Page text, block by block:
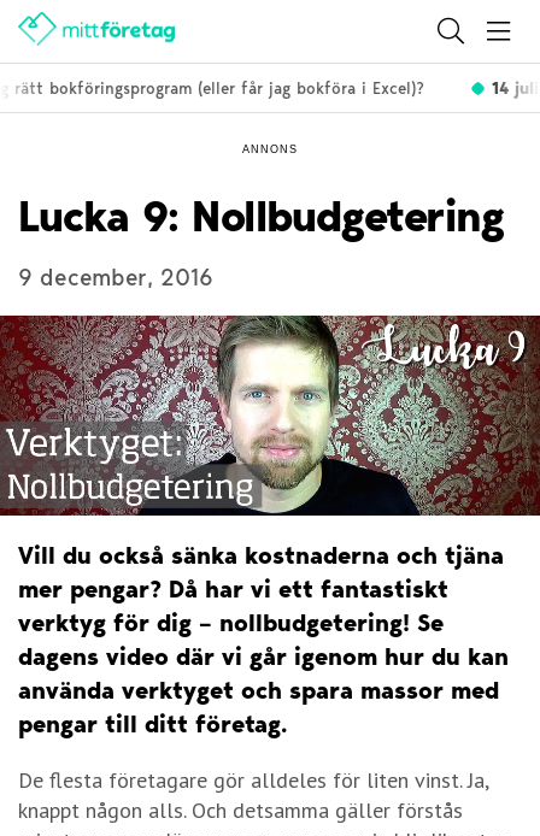
bokföringsprogram (eller får jag bokföra i Excel)? 14 juli
ANNONS
Lucka 9: Nollbudgetering
9 december, 2016
Vill du också sänka kostnaderna och tjäna
mer pengar? Då har vi ett fantastiskt
verktyg för dig – nollbudgetering! Se
dagens video där vi går igenom hur du kan
använda verktyget och spara massor med
pengar till ditt företag.
De flesta företagare gör alldeles för liten vinst. Ja,
knappt någon alls. Och detsamma gäller förstås